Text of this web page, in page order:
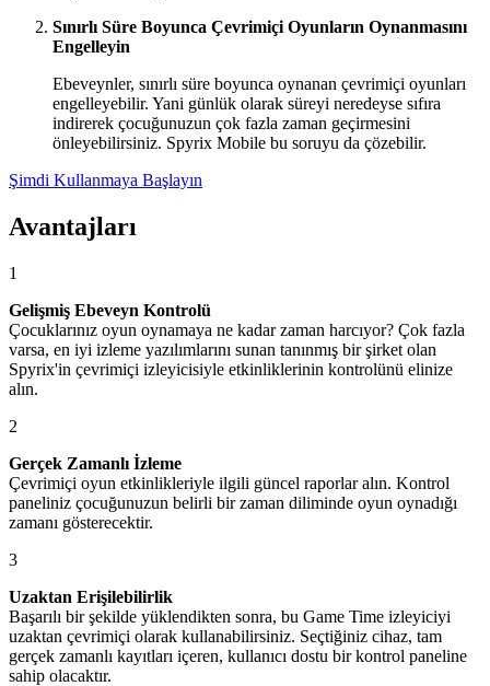
Sınırlı Süre Boyunca Çevrimiçi Oyunların Oynanmasını
Engelleyin
Ebeveynler, sınırlı süre boyunca oynanan çevrimiçi oyunları
engelleyebilir. Yani günlük olarak süreyi neredeyse sıfıra
indirerek çocuğunuzun çok fazla zaman geçirmesini
önleyebilirsiniz. Spyrix Mobile bu soruyu da çözebilir.
Şimdi Kullanmaya Başlayın
Avantajları
1
Gelişmiş Ebeveyn Kontrolü
Çocuklarınız oyun oynamaya ne kadar zaman harcıyor? Çok fazla
varsa, en iyi izleme yazılımlarını sunan tanınmış bir şirket olan
Spyrix'in çevrimiçi izleyicisiyle etkinliklerinin kontrolünü elinize
alın.
2
Gerçek Zamanlı İzleme
Çevrimiçi oyun etkinlikleriyle ilgili güncel raporlar alın. Kontrol
paneliniz çocuğunuzun belirli bir zaman diliminde oyun oynadığı
zamanı gösterecektir.
3
Uzaktan Erişilebilirlik
Başarılı bir şekilde yüklendikten sonra, bu Game Time izleyiciyi
uzaktan çevrimiçi olarak kullanabilirsiniz. Seçtiğiniz cihaz, tam
gerçek zamanlı kayıtları içeren, kullanıcı dostu bir kontrol paneline
sahip olacaktır.